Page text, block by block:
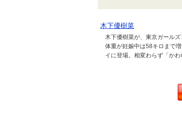
木下優樹菜
木下優樹菜が、東京ガール
体重が妊娠中は58キロまで
イに登場。相変わらず「か